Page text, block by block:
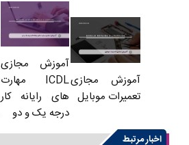
آموزش مجازی
تعمیرات موبایل
آموزش مجازی
ICDL مهارت
های رایانه کار
درجه یک و دو
اخبار مرتبط